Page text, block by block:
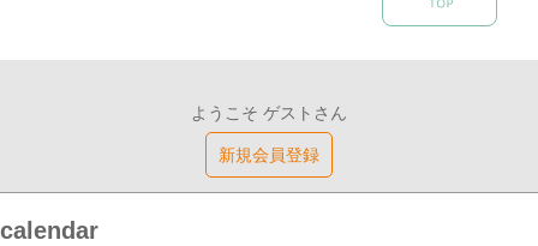
ようこそ ゲストさん
新規会員登録
calendar